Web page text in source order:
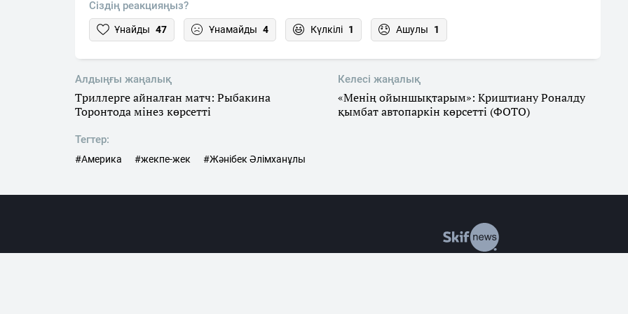
Сіздің реакцияңыз?
Ұнайды 47 Ұнамайды 4 Күлкілі 1 Ашулы 1
Алдыңғы жаңалық
Триллерге айналған матч: Рыбакина
Торонтода мінез көрсетті
Келесі жаңалық
«Менің ойыншықтарым»: Криштиану Роналду
қымбат автопаркін көрсетті (ФОТО)
Тегтер:
#Америка #жекпе-жек #Жәнібек Әлімханұлы